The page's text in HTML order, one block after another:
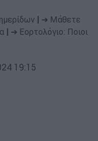
➔ Μάθετε
➔ Εορτολόγιο: Ποιοι
19:15